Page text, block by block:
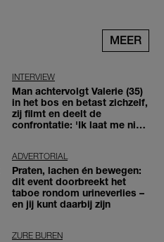
MEER
INTERVIEW
Man achtervolgt Valerie (35)
in het bos en betast zichzelf,
zij filmt en deelt de
confrontatie: 'Ik laat me niet
ADVERTORIAL
Praten, lachen én bewegen:
dit event doorbreekt het
taboe rondom urineverlies –
en jij kunt daarbij zijn
ZURE BUREN